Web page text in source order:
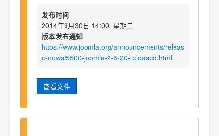
发布时间
2014年9月30日 14:00, 星期二
版本发布通知
https://www.joomla.org/announcements/releas
e-news/5566-joomla-2-5-26-released.html
查看文件